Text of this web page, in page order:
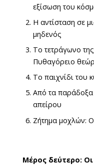
εξίσωση του
Η αντίσταση σε
μηδενός
Το τετράγωνο
Πυθαγόρειο
Το παιχνίδι
Από τα παράδοξα
απείρου
Ζήτημα μοχλών:
Μέρος δεύτερο: